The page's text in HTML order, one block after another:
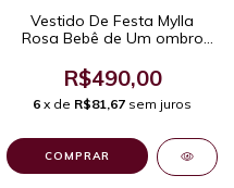
Vestido De Festa Mylla
Rosa Bebê de Um ombro
Madrinhas de Casamento e
Eventos Formais
Sofisticados.
R$490,00
6 x de R$81,67 sem juros
COMPRAR